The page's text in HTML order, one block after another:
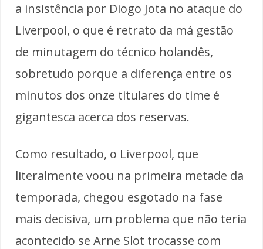
a insistência por Diogo Jota no ataque do
Liverpool, o que é retrato da má gestão
de minutagem do técnico holandês,
sobretudo porque a diferença entre os
minutos dos onze titulares do time é
gigantesca acerca dos reservas.
Como resultado, o Liverpool, que
literalmente voou na primeira metade da
temporada, chegou esgotado na fase
mais decisiva, um problema que não teria
acontecido se Arne Slot trocasse com